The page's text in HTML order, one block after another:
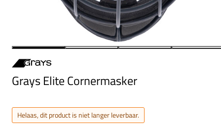
Grays Elite Cornermasker
Helaas, dit product is niet langer leverbaar.